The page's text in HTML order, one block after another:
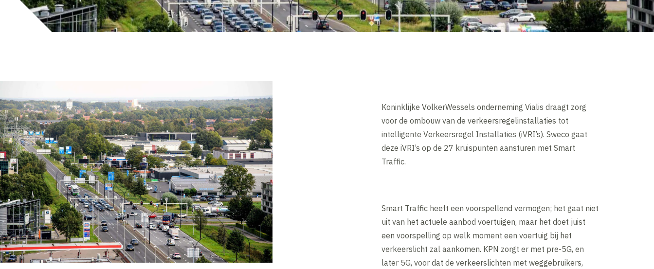
Koninklijke VolkerWessels onderneming Vialis draagt zorg
voor de ombouw van de verkeersregelinstallaties tot
intelligente Verkeersregel Installaties (iVRI’s). Sweco gaat
deze iVRI’s op de 27 kruispunten aansturen met Smart
Traffic.
Smart Traffic heeft een voorspellend vermogen; het gaat niet
uit van het actuele aanbod voertuigen, maar het doet juist
een voorspelling op welk moment een voertuig bij het
verkeerslicht zal aankomen. KPN zorgt er met pre-5G, en
later 5G, voor dat de verkeerslichten met weggebruikers,